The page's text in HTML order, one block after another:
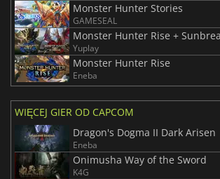
Monster Hunter Stories
GAMESEAL
Monster Hunter Rise +
Yuplay
Monster Hunter Rise
Eneba
WIĘCEJ GIER OD CAPCOM
Dragon's Dogma II Dark Arisen
Eneba
Onimusha Way of the Sword
K4G